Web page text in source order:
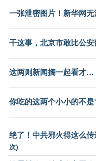
一张泄密图片！新华网
干这事，北京市敢比公安
这两则新闻搁一起看才…
你吃的这两个小小的不是
绝了！中共邪火得这么
次)